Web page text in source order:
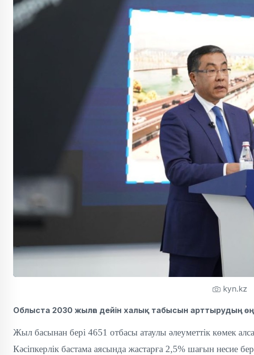
kyn.kz
Облыста 2030 жылға дейін халық табысын арттырудың
Жыл басынан бері 4651 отбасы атаулы әлеуметтік көмек
Кәсіпкерлік бастама аясында жастарға 2,5% шағын несие